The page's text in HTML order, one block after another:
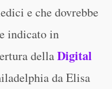
e che dovrebbe
indicato in
dellaDigital
da Elisa